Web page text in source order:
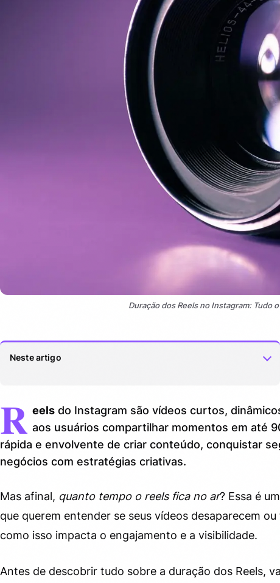
Duração dos Reels no Instagram: Tudo
Neste artigo
2. O que são Reels e qual é a duração máxima atual?
3.
Quanto tempo o Reels fica no ar? Entenda a duração
real da exibição
Dicas para manter seu Reels relevante mesmo depois
de postar
crescimento?
R eelsdo Instagram são vídeos curtos,
aos usuários compartilhar momentos em até
rápida e envolvente de criar conteúdo, conquistar
negócios com estratégias criativas.
Mas afinal, quanto tempo o reels fica no ar? Essa é
que querem entender se seus vídeos desaparecem
como isso impacta o engajamento e a visibilidade.
Antes de descobrir tudo sobre a duração dos Reels,